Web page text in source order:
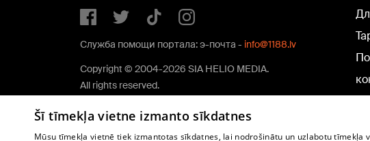
Служба помощи портала: э-почта - info@1188.lv
Copyright © 2004-2026 SIA HELIO MEDIA.
All rights reserved.
Šī tīmekļa vietne izmanto sīkdatnes
Mūsu tīmekļa vietnē tiek izmantotas sīkdatnes, lai nodrošinātu un uzlabotu